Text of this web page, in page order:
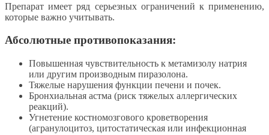
Препарат имеет ряд серьезных ограничений к применению,
которые важно учитывать.
Абсолютные противопоказания:
Повышенная чувствительность к метамизолу натрия
или другим производным пиразолона.
Тяжелые нарушения функции печени и почек.
Бронхиальная астма (риск тяжелых аллергических
реакций).
Угнетение костномозгового кроветворения
(агранулоцитоз, цитостатическая или инфекционная